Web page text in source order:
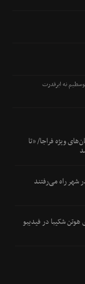
نه ابرقدرت
یگان‌های ویژه فراجا/ «تا
راه می‌رفتند
شکیبا در فیدیبو